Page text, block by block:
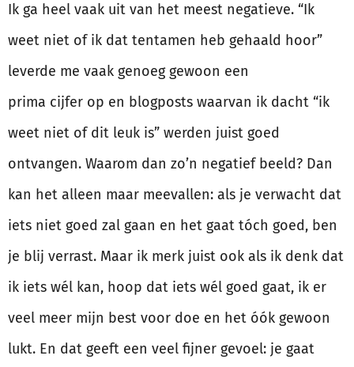
Ik ga heel vaak uit van het meest negatieve. “Ik
weet niet of ik dat tentamen heb gehaald hoor”
leverde me vaak genoeg gewoon een
prima cijfer op en blogposts waarvan ik dacht “ik
weet niet of dit leuk is” werden juist goed
ontvangen. Waarom dan zo’n negatief beeld? Dan
kan het alleen maar meevallen: als je verwacht dat
iets niet goed zal gaan en het gaat tóch goed, ben
je blij verrast. Maar ik merk juist ook als ik denk dat
ik iets wél kan, hoop dat iets wél goed gaat, ik er
veel meer mijn best voor doe en het óók gewoon
lukt. En dat geeft een veel fijner gevoel: je gaat